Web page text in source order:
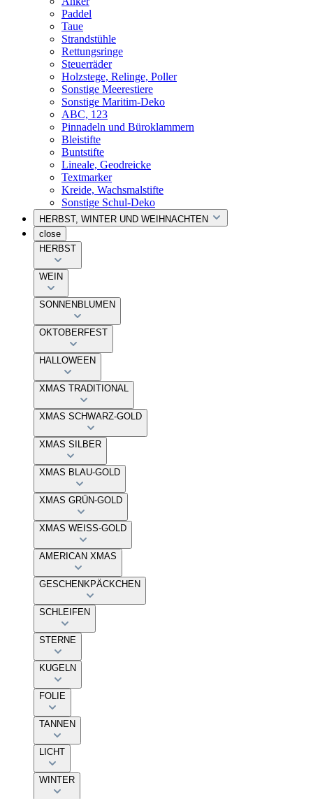
Paddel
Taue
Strandstühle
Rettungsringe
Steuerräder
Holzstege, Relinge, Poller
Sonstige Meerestiere
Sonstige Maritim-Deko
ABC, 123
Pinnadeln und Büroklammern
Bleistifte
Buntstifte
Lineale, Geodreicke
Textmarker
Kreide, Wachsmalstifte
Sonstige Schul-Deko
HERBST, WINTER UND WEIHNACHTEN
close
HERBST
WEIN
SONNENBLUMEN
OKTOBERFEST
HALLOWEEN
XMAS TRADITIONAL
XMAS SCHWARZ-GOLD
XMAS SILBER
XMAS BLAU-GOLD
XMAS GRÜN-GOLD
XMAS WEISS-GOLD
AMERICAN XMAS
GESCHENKPÄCKCHEN
SCHLEIFEN
STERNE
KUGELN
FOLIE
TANNEN
LICHT
WINTER